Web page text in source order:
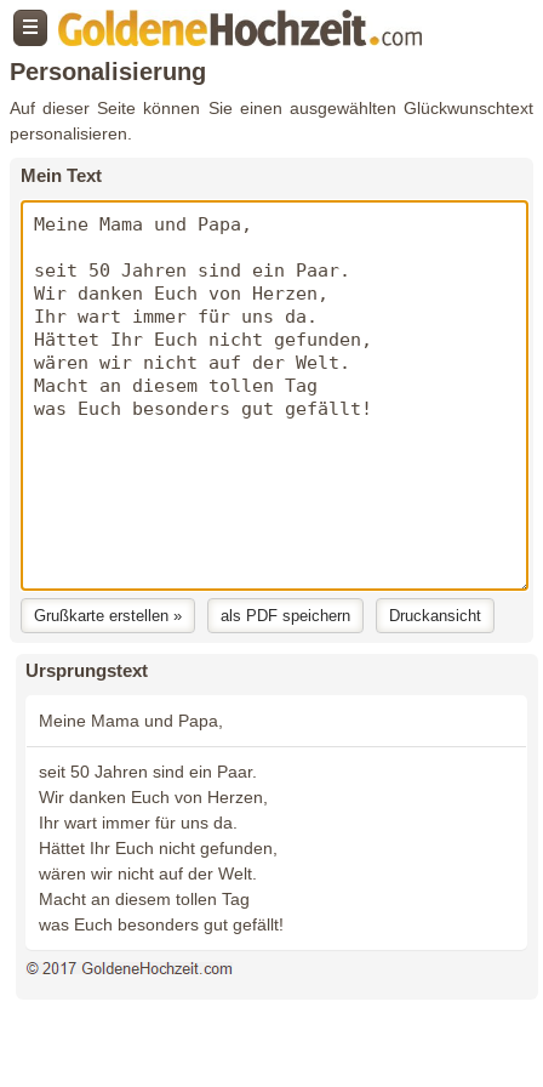
Personalisierung
Auf dieser Seite können Sie einen ausgewählten Glückwunschtext
personalisieren.
Mein Text
Ursprungstext
Meine Mama und Papa,
seit 50 Jahren sind ein Paar.
Wir danken Euch von Herzen,
Ihr wart immer für uns da.
Hättet Ihr Euch nicht gefunden,
wären wir nicht auf der Welt.
Macht an diesem tollen Tag
was Euch besonders gut gefällt!